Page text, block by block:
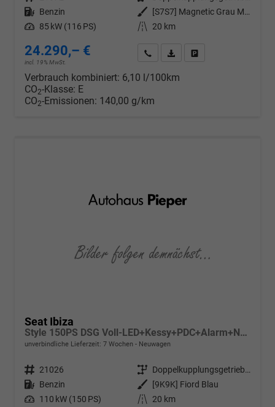
Kraftstoff Benzin Außenfarbe
[S7S7] Magnetic Grau Metallic
Leistung 85 kW (116 PS) Kilometerstand 20 km
24.290,– €
incl. 19% MwSt.
Wir rufen Sie anPDF-Datei, Fahrzeugexposé
Verbrauch kombiniert: 6,10 l/100km
CO2-Klasse: E
CO2-Emissionen: 140,00 g/km
Seat Ibiza
Style 150PS DSG Voll-LED+Kessy+PDC+Alarm+Navi+Pano+Sound+Kamera+GV5
unverbindliche Lieferzeit: 7 Wochen Neuwagen
Fahrzeugnr. 21026 Getriebe
Doppelkupplungsgetriebe (DSG)
Kraftstoff Benzin Außenfarbe
[9K9K] Fiord Blau
Leistung 110 kW (150 PS) Kilometerstand 20 km